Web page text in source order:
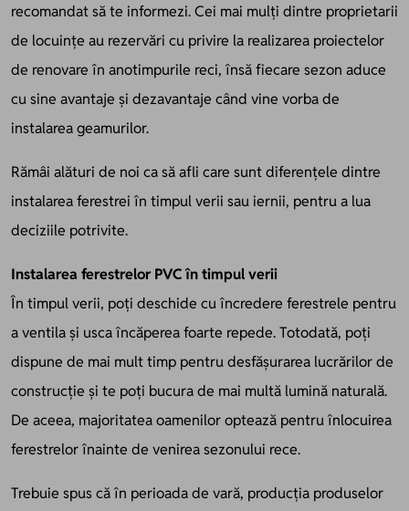
recomandat să te informezi. Cei mai mulți dintre proprietarii
de locuințe au rezervări cu privire la realizarea proiectelor
de renovare în anotimpurile reci, însă fiecare sezon aduce
cu sine avantaje și dezavantaje când vine vorba de
instalarea geamurilor.
Rămâi alături de noi ca să afli care sunt diferențele dintre
instalarea ferestrei în timpul verii sau iernii, pentru a lua
deciziile potrivite.
Instalarea ferestrelor PVC în timpul verii
În timpul verii, poți deschide cu încredere ferestrele pentru
a ventila și usca încăperea foarte repede. Totodată, poți
dispune de mai mult timp pentru desfășurarea lucrărilor de
construcție și te poți bucura de mai multă lumină naturală.
De aceea, majoritatea oamenilor optează pentru înlocuirea
ferestrelor înainte de venirea sezonului rece.
Trebuie spus că în perioada de vară, producția produselor